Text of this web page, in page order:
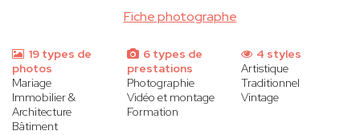
Fiche photographe
19 types de
photos
Mariage
Immobilier &
Architecture
Bâtiment
6 types de
prestations
Photographie
Vidéo et montage
Formation
4 styles
Artistique
Traditionnel
Vintage